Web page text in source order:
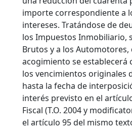
importe correspondiente a
intereses. Tratándose de
los Impuestos Inmobiliario,
Brutos y a los Automotores,
acogimiento se establecerá
los vencimientos originales
hasta la fecha de
interés previsto en el
Fiscal (T.O. 2004 y
el artículo 95 del mismo